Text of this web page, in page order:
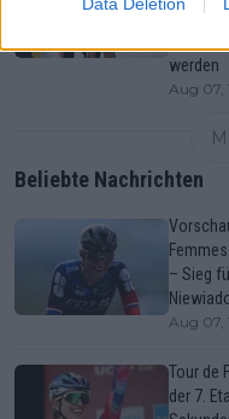
werden
Aug 07,
Beliebte Nachrichten
– Sieg
Aug 07,
Tour de
der 7.